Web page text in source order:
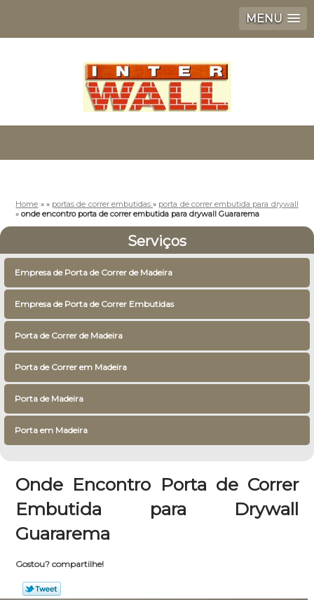
MENU
Home » » portas de correr embutidas» porta de correr embutida para drywall
»onde encontro porta de correr embutida para drywall Guararema
Serviços
Empresa de Porta de Correr de Madeira
Empresa de Porta de Correr Embutidas
Porta de Correr de Madeira
Porta de Correr em Madeira
Porta de Madeira
Porta em Madeira
Onde Encontro Porta de Correr
Embutida para Drywall
Guararema
Gostou? compartilhe!